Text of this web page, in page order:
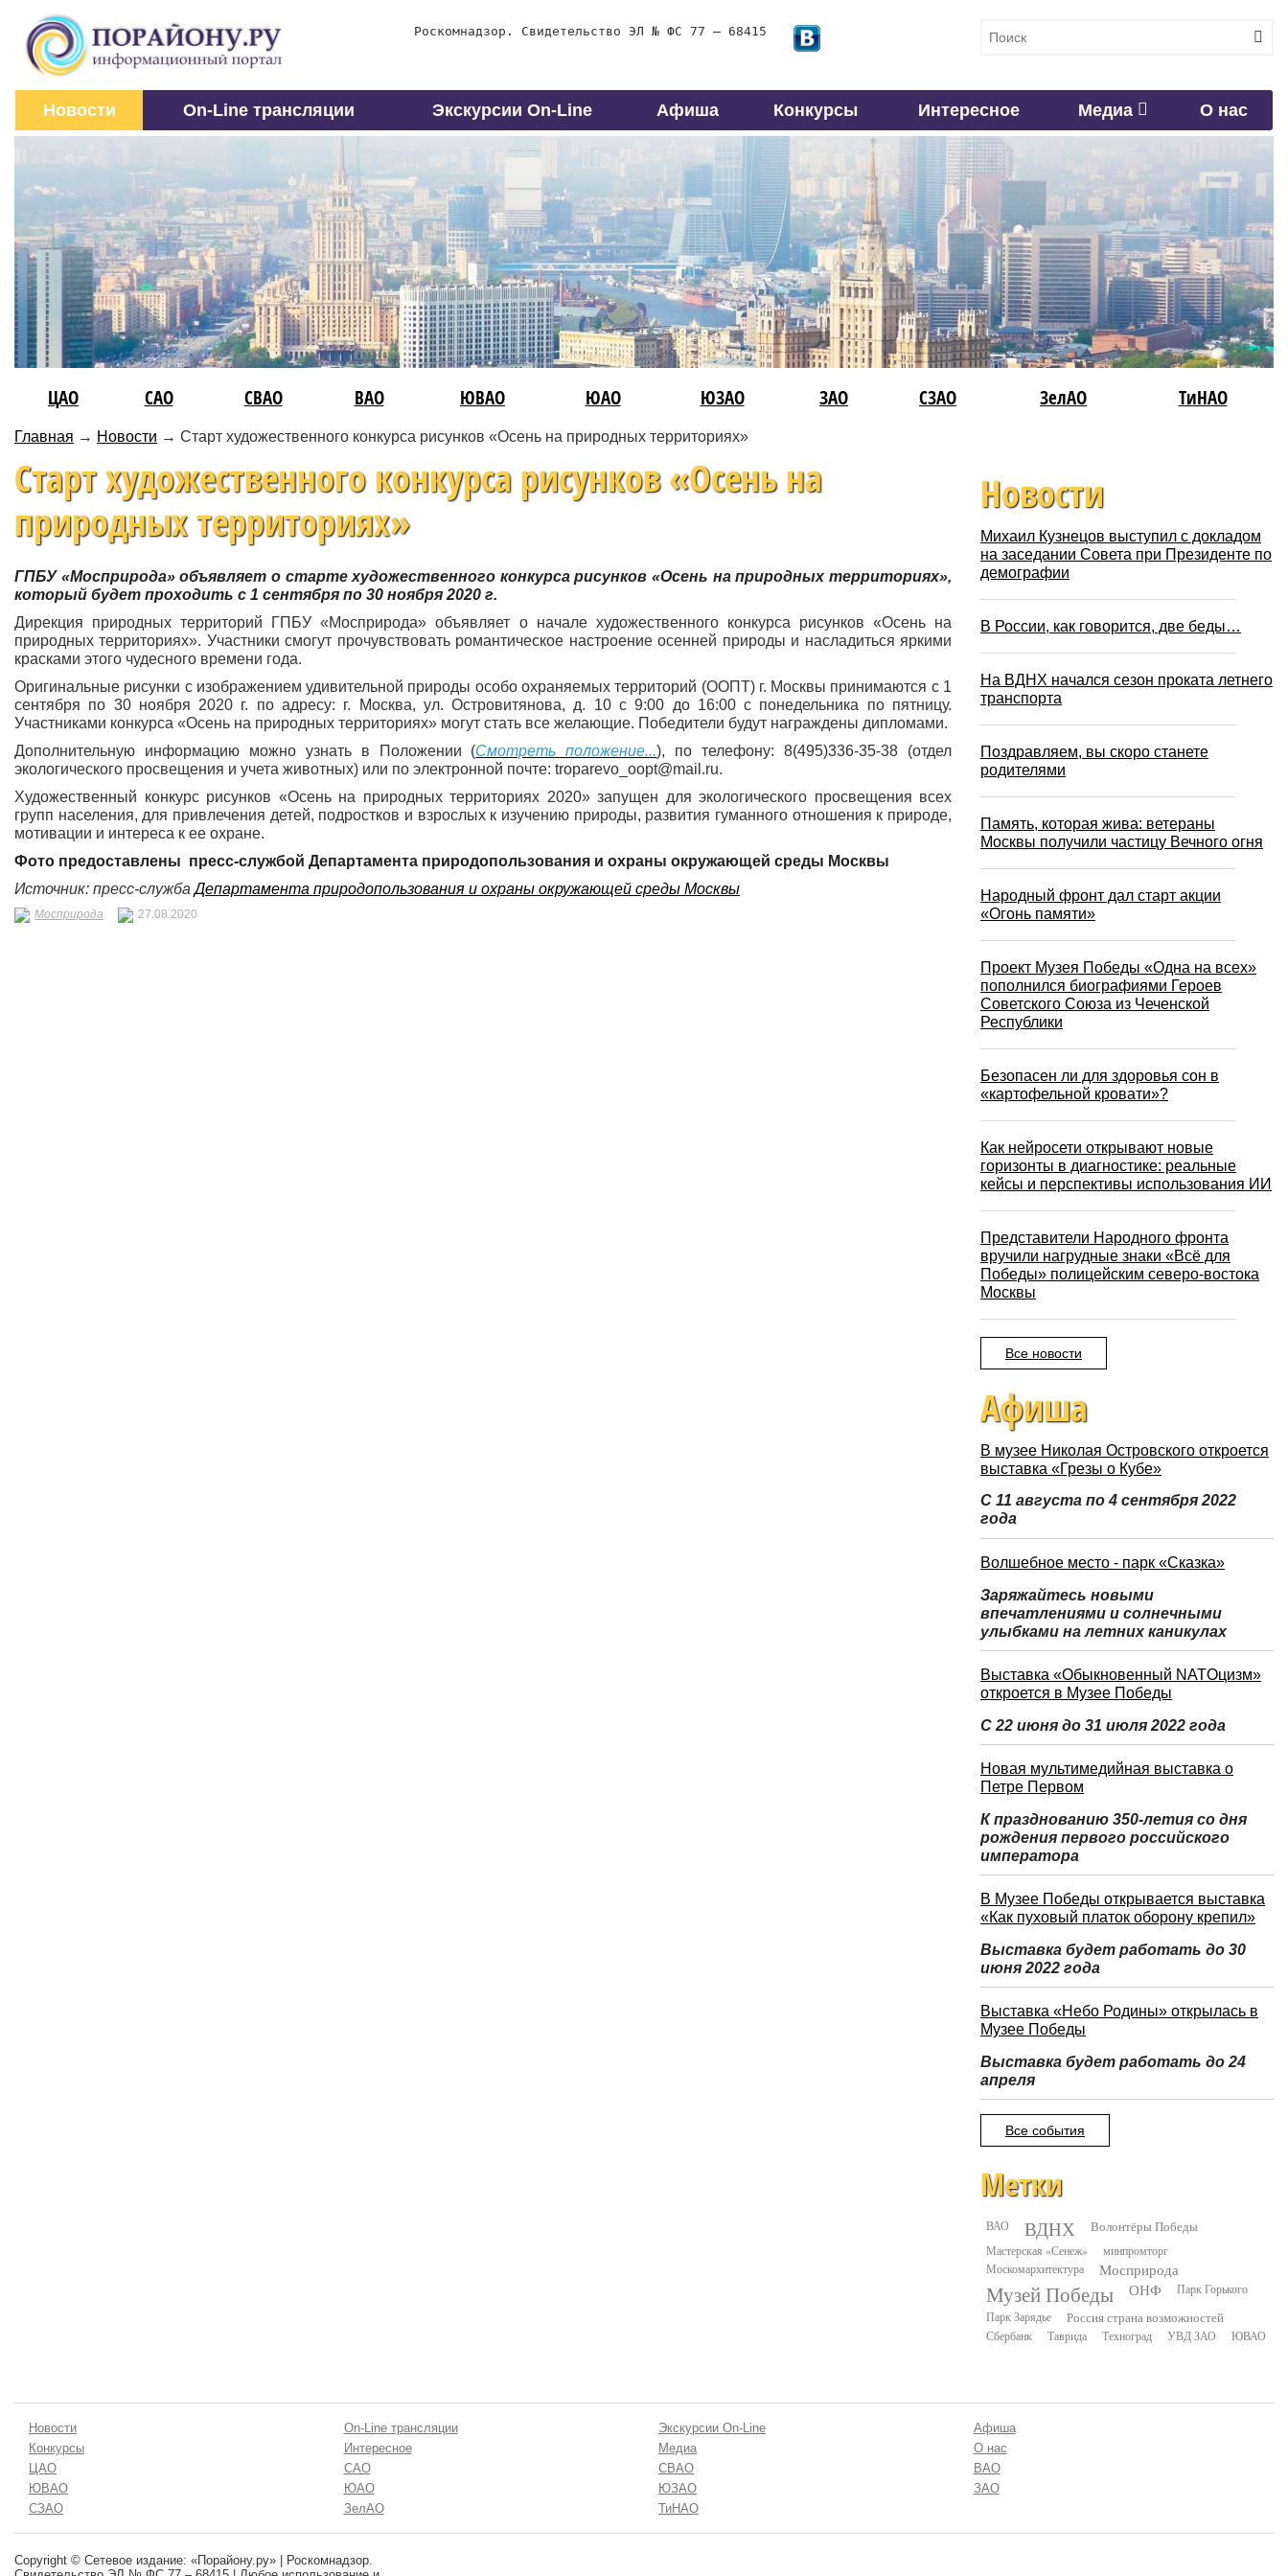
Роскомнадзор. Свидетельство ЭЛ № ФС 77 – 68415
Новости On-Line трансляции Экскурсии On-Line Афиша Конкурсы Интересное Медиа О нас
ЦАО САО СВАО ВАО ЮВАО ЮАО ЮЗАО ЗАО СЗАО ЗелАО ТиНАО
Главная → Новости → Старт художественного конкурса рисунков «Осень на природных территориях»
Старт художественного конкурса рисунков «Осень на
природных территориях»
ГПБУ «Мосприрода» объявляет о старте художественного конкурса рисунков «Осень на природных территориях»,
который будет проходить с 1 сентября по 30 ноября 2020 г.
Дирекция природных территорий ГПБУ «Мосприрода» объявляет о начале художественного конкурса рисунков «Осень на
природных территориях». Участники смогут прочувствовать романтическое настроение осенней природы и насладиться яркими
красками этого чудесного времени года.
Оригинальные рисунки с изображением удивительной природы особо охраняемых территорий (ООПТ) г. Москвы принимаются с 1
сентября по 30 ноября 2020 г. по адресу: г. Москва, ул. Островитянова, д. 10 с 9:00 до 16:00 с понедельника по пятницу.
Участниками конкурса «Осень на природных территориях» могут стать все желающие. Победители будут награждены дипломами.
Дополнительную информацию можно узнать в Положении (Смотреть положение...), по телефону: 8(495)336-35-38 (отдел
экологического просвещения и учета животных) или по электронной почте: troparevo_oopt@mail.ru.
Художественный конкурс рисунков «Осень на природных территориях 2020» запущен для экологического просвещения всех
групп населения, для привлечения детей, подростков и взрослых к изучению природы, развития гуманного отношения к природе,
мотивации и интереса к ее охране.
Фото предоставлены пресс-службой Департамента природопользования и охраны окружающей среды Москвы
Источник: пресс-службаДепартамента природопользования и охраны окружающей среды Москвы
Мосприрода 27.08.2020
Новости
Михаил Кузнецов выступил с докладом
на заседании Совета при Президенте по
демографии
В России, как говорится, две беды…
На ВДНХ начался сезон проката летнего
транспорта
Поздравляем, вы скоро станете
родителями
Память, которая жива: ветераны
Москвы получили частицу Вечного огня
Народный фронт дал старт акции
«Огонь памяти»
Проект Музея Победы «Одна на всех»
пополнился биографиями Героев
Советского Союза из Чеченской
Республики
Безопасен ли для здоровья сон в
«картофельной кровати»?
Как нейросети открывают новые
горизонты в диагностике: реальные
кейсы и перспективы использования ИИ
Представители Народного фронта
вручили нагрудные знаки «Всё для
Победы» полицейским северо-востока
Москвы
Все новости
Афиша
В музее Николая Островского откроется
выставка «Грезы о Кубе»
С 11 августа по 4 сентября 2022
года
Волшебное место - парк «Сказка»
Заряжайтесь новыми
впечатлениями и солнечными
улыбками на летних каникулах
Выставка «Обыкновенный NATOцизм»
откроется в Музее Победы
С 22 июня до 31 июля 2022 года
Новая мультимедийная выставка о
Петре Первом
К празднованию 350-летия со дня
рождения первого российского
императора
В Музее Победы открывается выставка
«Как пуховый платок оборону крепил»
Выставка будет работать до 30
июня 2022 года
Выставка «Небо Родины» открылась в
Музее Победы
Выставка будет работать до 24
апреля
Все события
Метки
ВАО ВДНХ Волонтёры Победы
Мастерская «Сенеж»
минпромторг
Москомархитектура
Мосприрода
Музей Победы ОНФ
Парк Горького
Парк Зарядье
Россия страна возможностей
Сбербанк Таврида Техноград УВД ЗАО ЮВАО
Новости On-Line трансляции Экскурсии On-Line
Афиша
Конкурсы
Интересное Медиа
О нас
ЦАО
САО СВАО
ВАО
ЮВАО
ЮАО ЮЗАО
ЗАО
СЗАО
ЗелАО ТиНАО
Copyright © Сетевое издание: «Порайону.ру» | Роскомнадзор.